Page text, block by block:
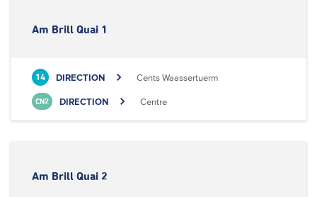
Am Brill Quai 1
14 DIRECTION Cents Waassertuerm
CN2 DIRECTION Centre
Am Brill Quai 2